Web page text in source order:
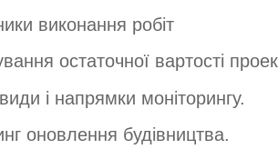
виконання робіт
остаточної вартості
і напрямки моніторингу.
оновлення будівництва.